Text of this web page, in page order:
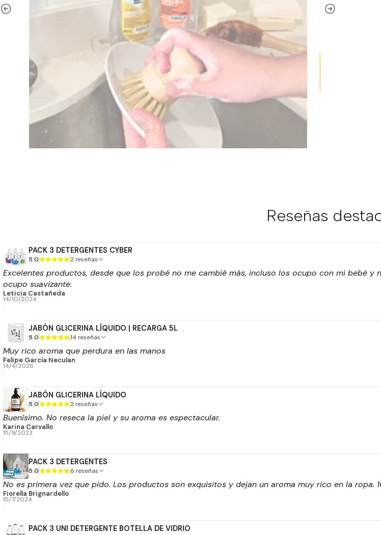
Reseñas
PACK 3 DETERGENTES CYBER
5.0 2 reseñas
Excelentes productos, desde que los probé no me cambié más, incluso los ocupo con mi bebé y
ocupo suavizante.
Leticia Castañeda
14/10/2024
JABÓN GLICERINA LÍQUIDO | RECARGA 5L
5.0 14 reseñas
Muy rico aroma que perdura en las manos
Felipe García Neculan
14/4/2026
JABÓN GLICERINA LÍQUIDO
5.0 2 reseñas
Buenísimo. No reseca la piel y su aroma es espectacular.
Karina Carvallo
15/9/2023
PACK 3 DETERGENTES
5.0 6 reseñas
No es primera vez que pido. Los productos son exquisitos y dejan un aroma muy rico en la ropa.
Fiorella Brignardello
15/7/2024
PACK 3 UNI DETERGENTE BOTELLA DE VIDRIO